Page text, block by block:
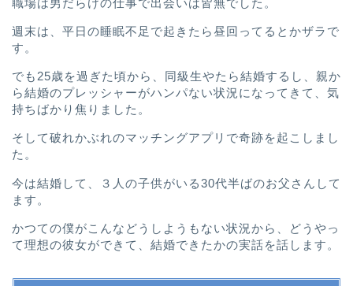
週末は、平日の睡眠不足で起きたら昼回ってるとかザラで
す。
でも25歳を過ぎた頃から、 同級生やたら結婚するし、 親か
ら結婚のプレッシャーがハンパない状況になってきて、 気
持ちばかり焦りました。
そして破れかぶれのマッチングアプリで奇跡を起こしまし
た。
今は結婚して、３人の子供がいる30代半ばのお父さんして
ます。
かつての僕がこんなどうしようもない状況から、
どうやっ
て理想の彼女ができて、結婚できたかの実話を話します。